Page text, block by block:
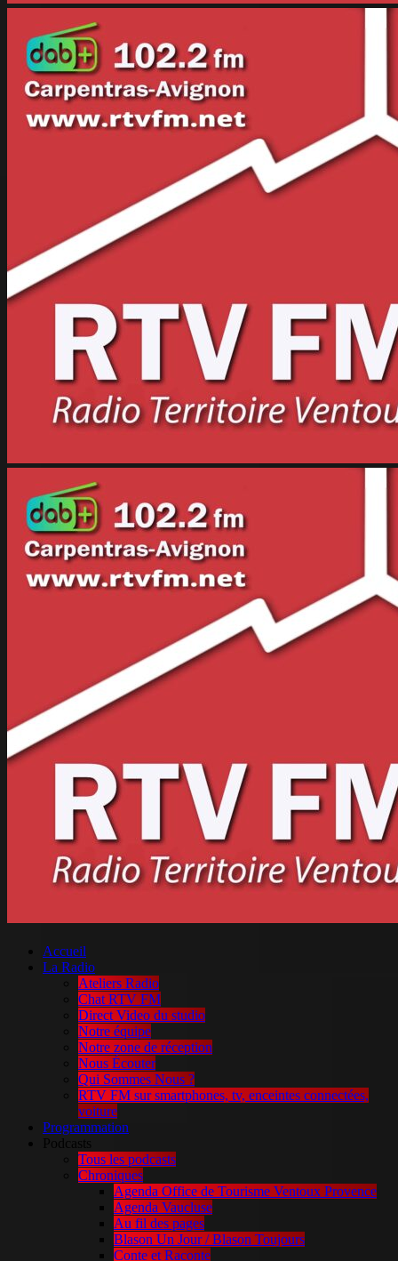
Accueil
La Radio
Ateliers Radio
Chat RTV FM
Direct Video du studio
Notre équipe
Notre zone de réception
Nous Écouter
Qui Sommes Nous ?
RTV FM sur smartphones, tv, enceintes connectées,
voiture
Programmation
Podcasts
Tous les podcasts
Chroniques
Agenda Office de Tourisme Ventoux Provence
Agenda Vaucluse
Au fil des pages
Blason Un Jour / Blason Toujours
Conte et Raconte